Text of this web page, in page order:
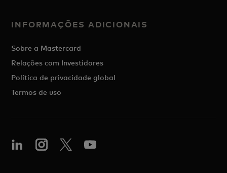
INFORMAÇÕES ADICIONAIS
Sobre a Mastercard
Relações com Investidores
Política de privacidade global
Termos de uso